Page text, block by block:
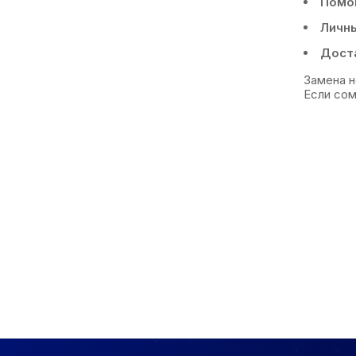
Замена
Если